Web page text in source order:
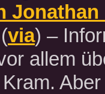
Jonathan
(via) –
allem